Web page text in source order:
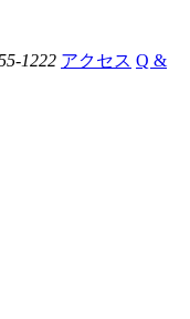
1222 アクセス Q &